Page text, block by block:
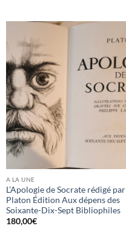
A LA UNE
L’Apologie de Socrate rédigé par
Platon Édition Aux dépens des
Soixante-Dix-Sept Bibliophiles
180,00€